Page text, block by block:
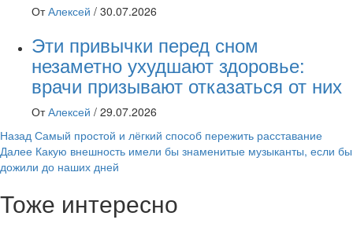
От Алексей / 30.07.2026
Эти привычки перед сном
незаметно ухудшают здоровье:
врачи призывают отказаться от них
От Алексей / 29.07.2026
Навигация
записи
Назад Самый простой и лёгкий способ пережить расставание
Далее Какую внешность имели бы знаменитые музыканты, если бы
дожили до наших дней
Тоже интересно